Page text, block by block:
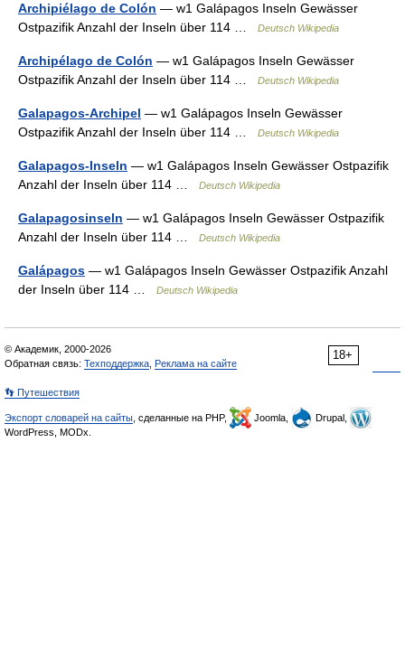
Archipiélago de Colón — w1 Galápagos Inseln Gewässer
Ostpazifik Anzahl der Inseln über 114 …
Deutsch Wikipedia
Archipélago de Colón — w1 Galápagos Inseln Gewässer
Ostpazifik Anzahl der Inseln über 114 …
Deutsch Wikipedia
Galapagos-Archipel — w1 Galápagos Inseln Gewässer
Ostpazifik Anzahl der Inseln über 114 …
Deutsch Wikipedia
Galapagos-Inseln — w1 Galápagos Inseln Gewässer Ostpazifik
Anzahl der Inseln über 114 …
Deutsch Wikipedia
Galapagosinseln — w1 Galápagos Inseln Gewässer Ostpazifik
Anzahl der Inseln über 114 …
Deutsch Wikipedia
Galápagos — w1 Galápagos Inseln Gewässer Ostpazifik Anzahl
der Inseln über 114 …
Deutsch Wikipedia
18+
© Академик, 2000-2026
Обратная связь: Техподдержка Реклама на сайте
👣 Путешествия
Экспорт словарей на сайты , сделанные на PHP, Joomla,
Drupal,
WordPress, MODx.